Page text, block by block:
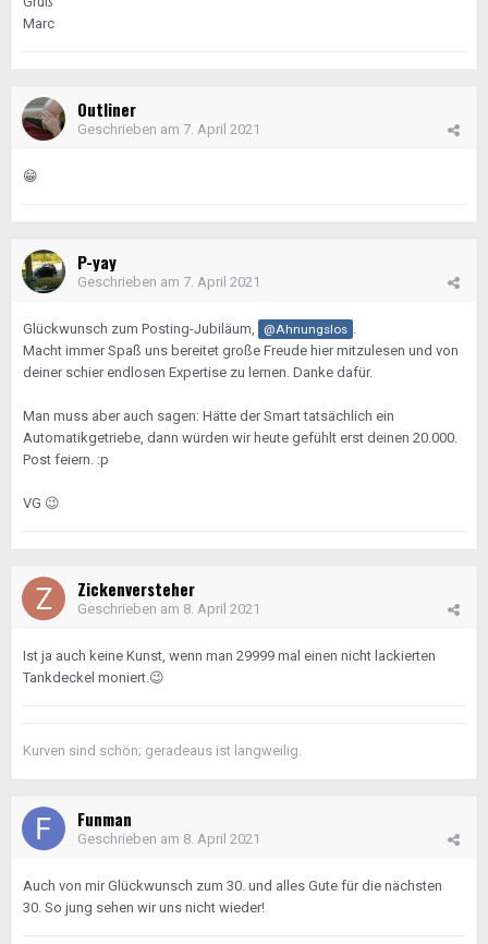
Marc
Outliner
Geschrieben am 7. April 2021
😁
P-yay
Geschrieben am 7. April 2021
Glückwunsch zum Posting-Jubiläum, @Ahnungslos .
Macht immer Spaß uns bereitet große Freude hier mitzulesen und von
deiner schier endlosen Expertise zu lernen. Danke dafür.
Man muss aber auch sagen: Hätte der Smart tatsächlich ein
Automatikgetriebe, dann würden wir heute gefühlt erst deinen 20.000.
Post feiern. :p
VG 😉
Zickenversteher
Geschrieben am 8. April 2021
Ist ja auch keine Kunst, wenn man 29999 mal einen nicht lackierten
Tankdeckel moniert.😉
Kurven sind schön; geradeaus ist langweilig.
Funman
Geschrieben am 8. April 2021
Auch von mir Glückwunsch zum 30. und alles Gute für die nächsten
30. So jung sehen wir uns nicht wieder!